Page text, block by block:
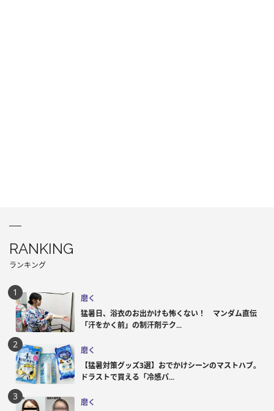
RANKING
ランキング
磨く
猛暑日、浴衣のお出かけも怖くない！ マンダム直伝
「汗をかく前」の制汗剤テク...
磨く
【猛暑対策グッズ3選】おでかけシーンのマストハブ。
ドラストで買える「冷感パ...
磨く